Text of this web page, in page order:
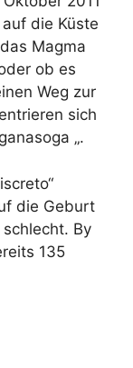
die Küste
Magma
ob es
Weg zur
sich
„.
die Geburt
By
135